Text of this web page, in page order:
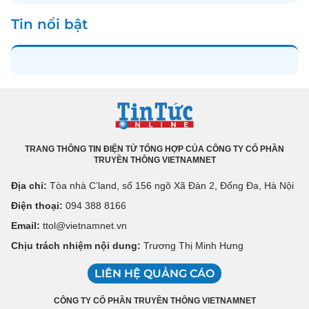
Tin nổi bật
TRANG THÔNG TIN ĐIỆN TỬ TỔNG HỢP CỦA CÔNG TY CỔ PHẦN
TRUYỀN THÔNG VIETNAMNET
Địa chỉ: Tòa nhà C’land, số 156 ngõ Xã Đàn 2, Đống Đa, Hà Nội
Điện thoại: 094 388 8166
Email: ttol@vietnamnet.vn
Chịu trách nhiệm nội dung: Trương Thị Minh Hưng
LIÊN HỆ QUẢNG CÁO
CÔNG TY CỔ PHẦN TRUYỀN THÔNG VIETNAMNET